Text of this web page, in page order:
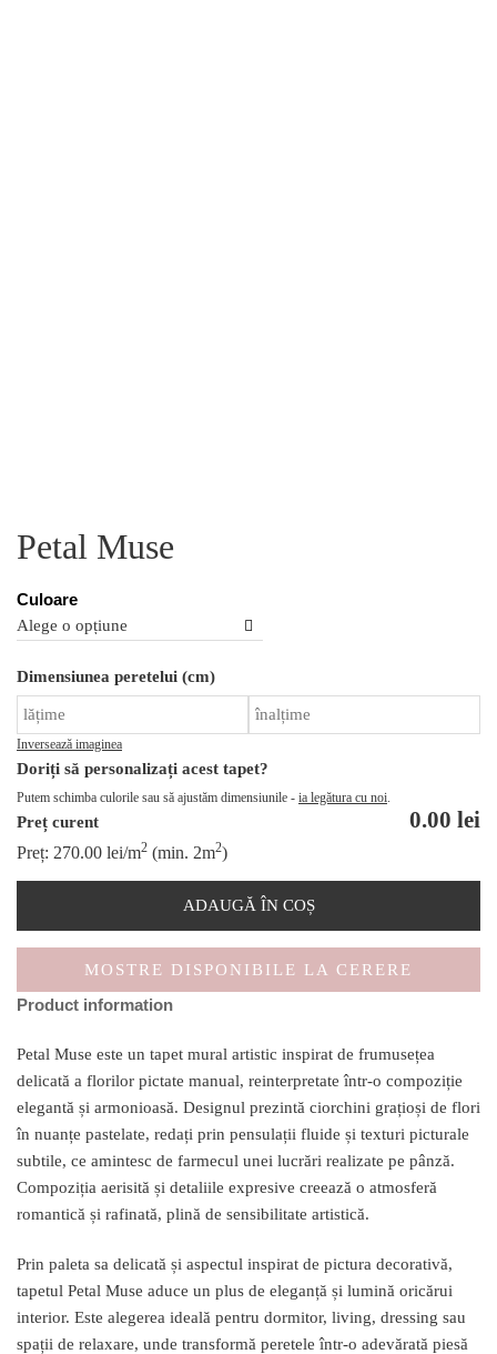
Petal Muse
Culoare
Dimensiunea peretelui (cm)
Inversează imaginea
Doriți să personalizați acest tapet?
Putem schimba culorile sau să ajustăm dimensiunile - ia legătura cu noi
Preț curent 0.00 lei
Preț: 270.00 lei/m2 (min. 2m2)
ADAUGĂ ÎN COȘ
MOSTRE DISPONIBILE LA CERERE
Product information
Petal Muse este un tapet mural artistic inspirat de frumusețea
delicată a florilor pictate manual, reinterpretate într-o compoziție
elegantă și armonioasă. Designul prezintă ciorchini grațioși de flori
în nuanțe pastelate, redați prin pensulații fluide și texturi picturale
subtile, ce amintesc de farmecul unei lucrări realizate pe pânză.
Compoziția aerisită și detaliile expresive creează o atmosferă
romantică și rafinată, plină de sensibilitate artistică.
Prin paleta sa delicată și aspectul inspirat de pictura decorativă,
tapetul Petal Muse aduce un plus de eleganță și lumină oricărui
interior. Este alegerea ideală pentru dormitor, living, dressing sau
spații de relaxare, unde transformă peretele într-o adevărată piesă